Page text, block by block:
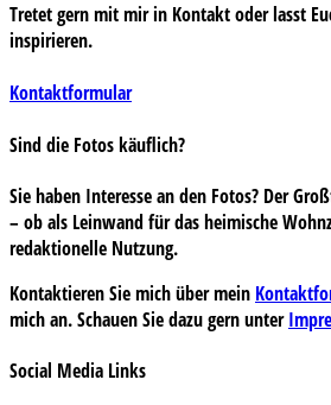
Tretet gern mit mir in Kontakt oder lasst
inspirieren.
Kontaktformular
Sind die Fotos käuflich?
Sie haben Interesse an den Fotos? Der
– ob als Leinwand für das heimische
redaktionelle Nutzung.
Kontaktieren Sie mich über mein
mich an. Schauen Sie dazu gern unter
Social Media Links